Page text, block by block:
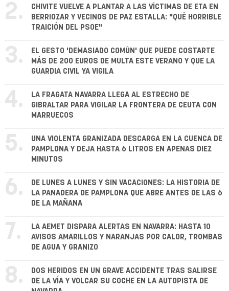
2.
CHIVITE VUELVE A PLANTAR A LAS VÍCTIMAS DE ETA EN
BERRIOZAR Y VECINOS DE PAZ ESTALLA: "QUÉ HORRIBLE
TRAICIÓN DEL PSOE"
3.
EL GESTO 'DEMASIADO COMÚN' QUE PUEDE COSTARTE
MÁS DE 200 EUROS DE MULTA ESTE VERANO Y QUE LA
GUARDIA CIVIL YA VIGILA
4.
LA FRAGATA NAVARRA LLEGA AL ESTRECHO DE
GIBRALTAR PARA VIGILAR LA FRONTERA DE CEUTA CON
MARRUECOS
5.
UNA VIOLENTA GRANIZADA DESCARGA EN LA CUENCA DE
PAMPLONA Y DEJA HASTA 6 LITROS EN APENAS DIEZ
MINUTOS
6.
DE LUNES A LUNES Y SIN VACACIONES: LA HISTORIA DE
LA PANADERA DE PAMPLONA QUE ABRE ANTES DE LAS 6
DE LA MAÑANA
7.
LA AEMET DISPARA ALERTAS EN NAVARRA: HASTA 10
AVISOS AMARILLOS Y NARANJAS POR CALOR, TROMBAS
DE AGUA Y GRANIZO
8.
DOS HERIDOS EN UN GRAVE ACCIDENTE TRAS SALIRSE
DE LA VÍA Y VOLCAR SU COCHE EN LA AUTOPISTA DE